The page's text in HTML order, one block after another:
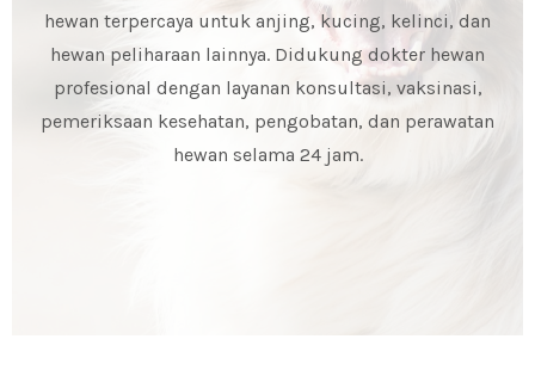
hewan terpercaya untuk anjing, kucing, kelinci, dan
hewan peliharaan lainnya. Didukung dokter hewan
profesional dengan layanan konsultasi, vaksinasi,
pemeriksaan kesehatan, pengobatan, dan perawatan
hewan selama 24 jam.